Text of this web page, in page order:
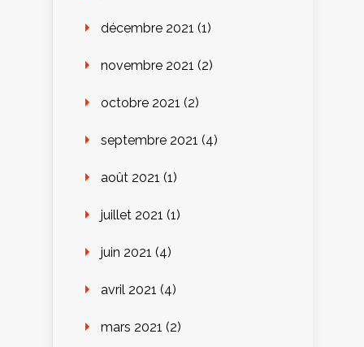
décembre 2021 (1)
novembre 2021 (2)
octobre 2021 (2)
septembre 2021 (4)
août 2021 (1)
juillet 2021 (1)
juin 2021 (4)
avril 2021 (4)
mars 2021 (2)